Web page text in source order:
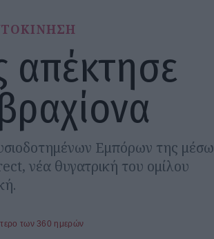
απέκτησε
Εμπόρων της μέσω
νέα θυγατρική του ομίλου
των 360 ημερών